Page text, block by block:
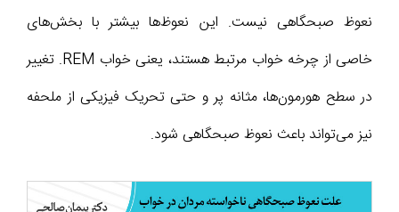
نعوظ صبحگاهی نیست. این نعوظ‌ها بیشتر با بخش‌های
خاصی از چرخه خواب مرتبط هستند، یعنی خواب REM. تغییر
در سطح هورمون‌ها، مثانه پر و حتی تحریک فیزیکی از ملحفه
نیز می‌تواند باعث نعوظ صبحگاهی شود.